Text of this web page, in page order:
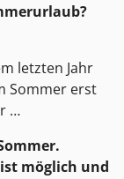
letzten Jahr
Sommer erst
…
möglich und